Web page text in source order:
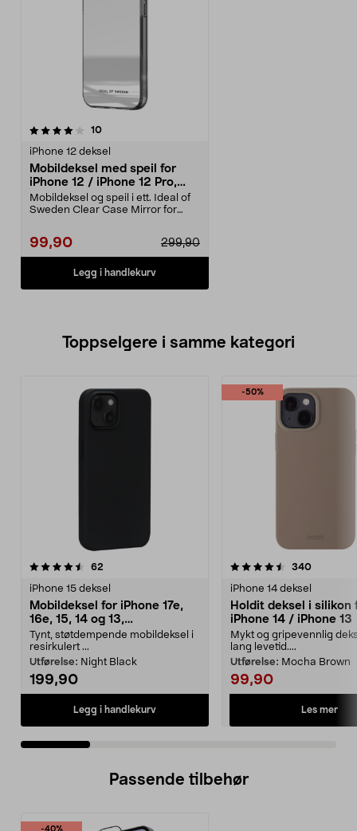
10anmeldelser
iPhone 12 deksel
Mobildeksel med speil for
iPhone 12 / iPhone 12 Pro,
Ideal of Sweden
Mobildeksel og speil i ett. Ideal of
Sweden Clear Case Mirror for
299,90
99,90
Legg i handlekurv
Toppselgere i samme kategori
62
iPhone 15 deksel
Mobildeksel for iPhone 17e,
16e, 15, 14 og 13,
dbramante1928 Greenland
Tynt, støtdempende mobildeksel i
resirkulert ...
Utførelse: Night Black
199,90
Legg i handlekurv
-50%
4.5 av 5 stjerner 340
iPhone 14 deksel
Holdit deksel i silikon
iPhone 14 / iPhone 13
Mykt og gripevennlig
lang levetid....
Utførelse: Mocha Brown
99,90
Les mer
4.5 av 5 stjerner
Passende tilbehør
-40%